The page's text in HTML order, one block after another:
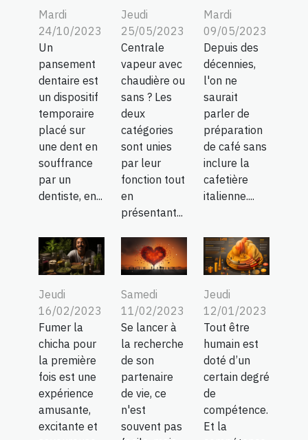
Mardi
24/10/2023
Un
pansement
dentaire est
un dispositif
temporaire
placé sur
une dent en
souffrance
par un
dentiste, en...
Jeudi
25/05/2023
Centrale
vapeur avec
chaudière ou
sans ? Les
deux
catégories
sont unies
par leur
fonction tout
en
présentant...
Mardi
09/05/2023
Depuis des
décennies,
l'on ne
saurait
parler de
préparation
de café sans
inclure la
cafetière
italienne....
Jeudi
16/02/2023
Fumer la
chicha pour
la première
fois est une
expérience
amusante,
excitante et
Samedi
11/02/2023
Se lancer à
la recherche
de son
partenaire
de vie, ce
n'est
souvent pas
Jeudi
12/01/2023
Tout être
humain est
doté d’un
certain degré
de
compétence.
Et la